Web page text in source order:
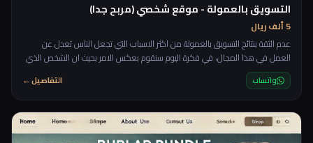
التسويق بالعمولة - موقع شخصي (مربح جدا)
5 ألف ريال
عدم الثقة بنتائج التسويق بالعمولة من اكثر الاسباب التي تجعل الناس تعدل عن
العمل في هذا المجال، في فكرة اليوم سنقوم بعكس الامر بحيث ان الشخص الذي
يقوم بالتسويق بالعمولة يكون هو المتحكم في النظام حيث من خلال موقع تحدث
الحركة والزيارات والاحصائيات، سنقوم بعمل موقع شخصي بامكانك من خلاله
التعاقد مع الشركات وتزويدهم بالزيارات والمبيعات من خلال موقعك بحيث تقوم
بانشاء ملف او صفحة خاصة لكل شركة تتعامل معها
واتساب التفاصيل ←